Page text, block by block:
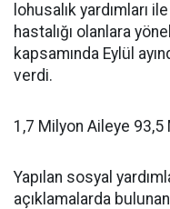
lohusalık yardımları
hastalığı olanlara
kapsamında Eylül
verdi.
1,7 Milyon Aileye 93,5
Yapılan sosyal
açıklamalarda